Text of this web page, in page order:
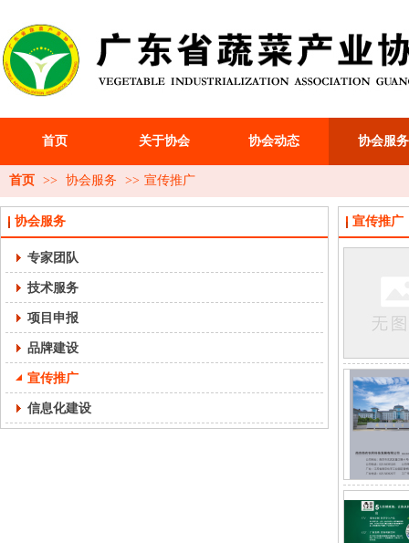
首页 关于协会 协会动态 协会服务
首页 >> 协会服务 >> 宣传推广
协会服务
专家团队
技术服务
项目申报
品牌建设
宣传推广
信息化建设
宣传推广